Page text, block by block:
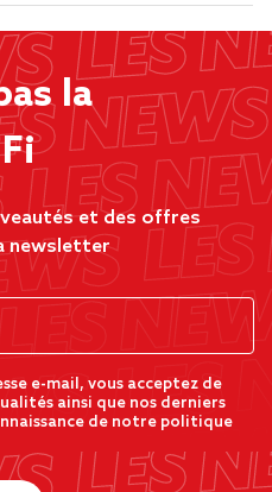
la
et des offres
newsletter
e-mail, vous acceptez de
ainsi que nos derniers
de notre politique